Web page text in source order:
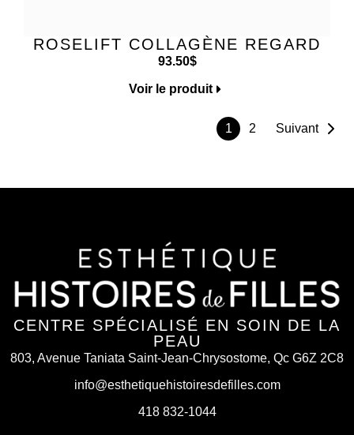
ROSELIFT COLLAGÈNE REGARD
93.50$
Voir le produit
1 2 Suivant
CENTRE SPÉCIALISÉ EN SOIN DE LA
PEAU
803, Avenue Taniata Saint-Jean-Chrysostome, Qc G6Z 2C8
info@esthetiquehistoiresdefilles.com
418 832-1044